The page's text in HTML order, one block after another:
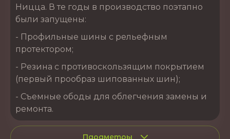
Ницца. В те годы в производство поэтапно
были запущены:
- Профильные шины с рельефным
протектором;
- Резина с противоскользящим покрытием
(первый прообраз шипованных шин);
- Съемные ободы для облегчения замены и
ремонта.
Параметры